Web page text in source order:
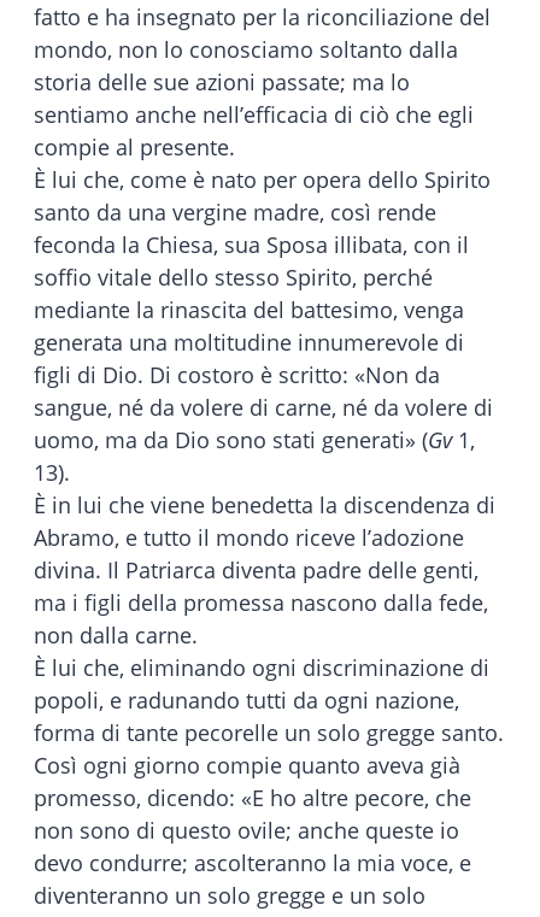
fatto e ha insegnato per la riconciliazione del
mondo, non lo conosciamo soltanto dalla
storia delle sue azioni passate; ma lo
sentiamo anche nell’efficacia di ciò che egli
compie al presente.
È lui che, come è nato per opera dello Spirito
santo da una vergine madre, così rende
feconda la Chiesa, sua Sposa illibata, con il
soffio vitale dello stesso Spirito, perché
mediante la rinascita del battesimo, venga
generata una moltitudine innumerevole di
figli di Dio. Di costoro è scritto: «Non da
sangue, né da volere di carne, né da volere di
uomo, ma da Dio sono stati generati» (Gv1,
13).
È in lui che viene benedetta la discendenza di
Abramo, e tutto il mondo riceve l’adozione
divina. Il Patriarca diventa padre delle genti,
ma i figli della promessa nascono dalla fede,
non dalla carne.
È lui che, eliminando ogni discriminazione di
popoli, e radunando tutti da ogni nazione,
forma di tante pecorelle un solo gregge santo.
Così ogni giorno compie quanto aveva già
promesso, dicendo: «E ho altre pecore, che
non sono di questo ovile; anche queste io
devo condurre; ascolteranno la mia voce, e
diventeranno un solo gregge e un solo